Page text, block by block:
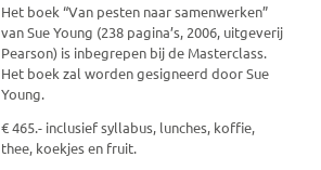
Het boek “Van pesten naar samenwerken”
van Sue Young (238 pagina’s, 2006, uitgeverij
Pearson) is inbegrepen bij de Masterclass.
Het boek zal worden gesigneerd door Sue
Young.
€ 465.- inclusief syllabus, lunches, koffie,
thee, koekjes en fruit.